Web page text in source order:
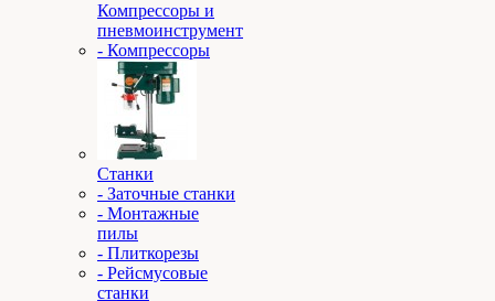
Компрессоры и
пневмоинструмент
- Компрессоры
Станки
- Заточные станки
- Монтажные
пилы
- Плиткорезы
- Рейсмусовые
станки